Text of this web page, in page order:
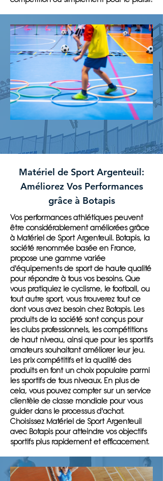
Matériel de Sport Argenteuil:
Améliorez Vos Performances
grâce à Botapis
Vos performances athlétiques peuvent
être considérablement améliorées grâce
à Matériel de Sport Argenteuil. Botapis, la
société renommée basée en France,
propose une gamme variée
d'équipements de sport de haute qualité
pour répondre à tous vos besoins. Que
vous pratiquiez le cyclisme, le football, ou
tout autre sport, vous trouverez tout ce
dont vous avez besoin chez Botapis. Les
produits de la société sont conçus pour
les clubs professionnels, les compétitions
de haut niveau, ainsi que pour les sportifs
amateurs souhaitant améliorer leur jeu.
Les prix compétitifs et la qualité des
produits en font un choix populaire parmi
les sportifs de tous niveaux. En plus de
cela, vous pouvez compter sur un service
clientèle de classe mondiale pour vous
guider dans le processus d'achat.
Choisissez Matériel de Sport Argenteuil
avec Botapis pour atteindre vos objectifs
sportifs plus rapidement et efficacement.